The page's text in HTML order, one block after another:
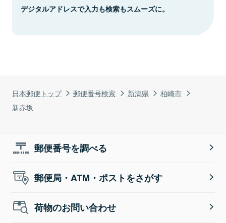
日本郵便トップ 郵便番号検索 新潟県
柏崎市
新赤坂
デジタルアドレスで入力も検索もスムーズに。
郵便番号を調べる
郵便局・ATM・ポストをさがす
荷物のお問い合わせ